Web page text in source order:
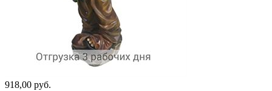
918,00 руб.